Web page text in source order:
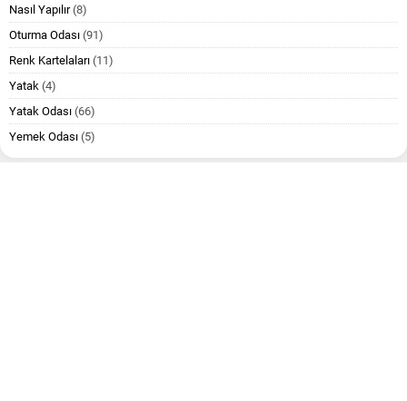
Nasıl Yapılır(8)
Oturma Odası (91)
Renk Kartelaları (11)
Yatak (4)
Yatak Odası (66)
Yemek Odası (5)